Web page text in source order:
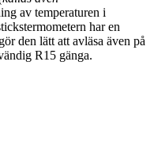
av temperaturen i
har en
den lätt att avläsa även på
R15 gänga.